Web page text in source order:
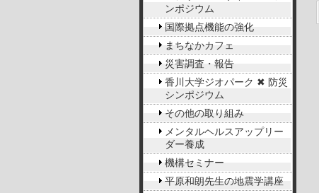
ンポジウム
国際拠点機能の強化
まちなかカフェ
災害調査・報告
香川大学ジオパーク ✖ 防災
シンポジウム
その他の取り組み
メンタルヘルスアップリー
ダー養成
機構セミナー
平原和朗先生の地震学講座